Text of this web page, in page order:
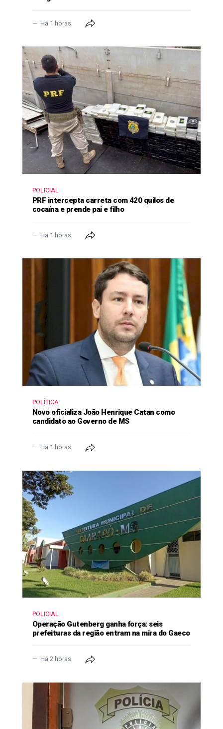
Há 1 horas
POLICIAL
PRF intercepta carreta com 420 quilos de
cocaína e prende pai e filho
Há 1 horas
POLÍTICA
Novo oficializa João Henrique Catan como
candidato ao Governo de MS
Há 1 horas
POLICIAL
Operação Gutenberg ganha força: seis
prefeituras da região entram na mira do Gaeco
Há 2 horas